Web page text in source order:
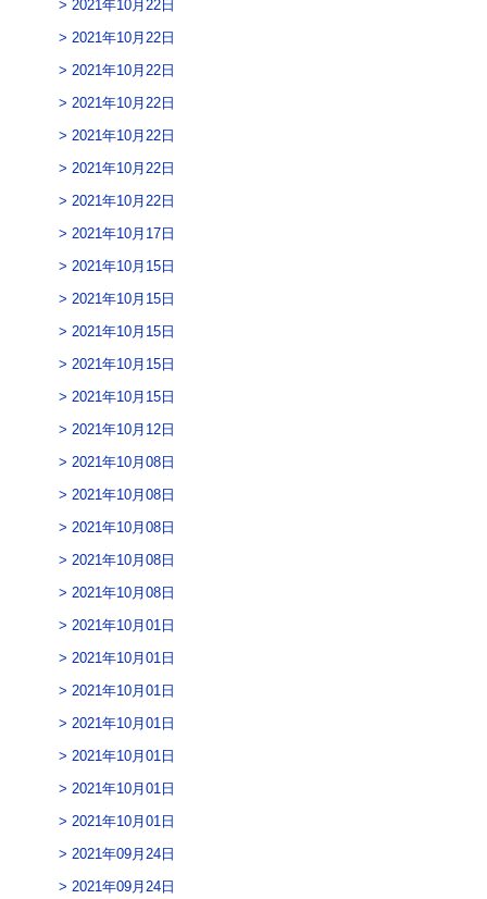
2021年10月22日
2021年10月22日
2021年10月22日
2021年10月22日
2021年10月22日
2021年10月22日
2021年10月22日
2021年10月17日
2021年10月15日
2021年10月15日
2021年10月15日
2021年10月15日
2021年10月15日
2021年10月12日
2021年10月08日
2021年10月08日
2021年10月08日
2021年10月08日
2021年10月08日
2021年10月01日
2021年10月01日
2021年10月01日
2021年10月01日
2021年10月01日
2021年10月01日
2021年10月01日
2021年09月24日
2021年09月24日